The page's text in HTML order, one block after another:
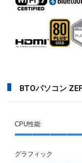
BTOパソコン
CPU性能
グラフィック